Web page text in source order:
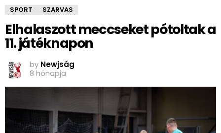
SPORT SZARVAS
Elhalaszott meccseket pótoltak a
11. játéknapon
by Newjság
8 hónapja